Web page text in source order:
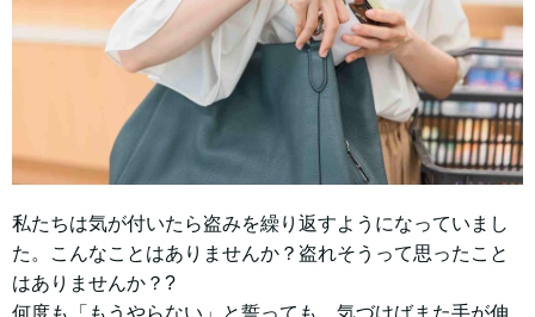
私たちは気が付いたら盗みを繰り返すようになっていまし
た。こんなことはありませんか？盗れそうって思ったこと
はありませんか？?